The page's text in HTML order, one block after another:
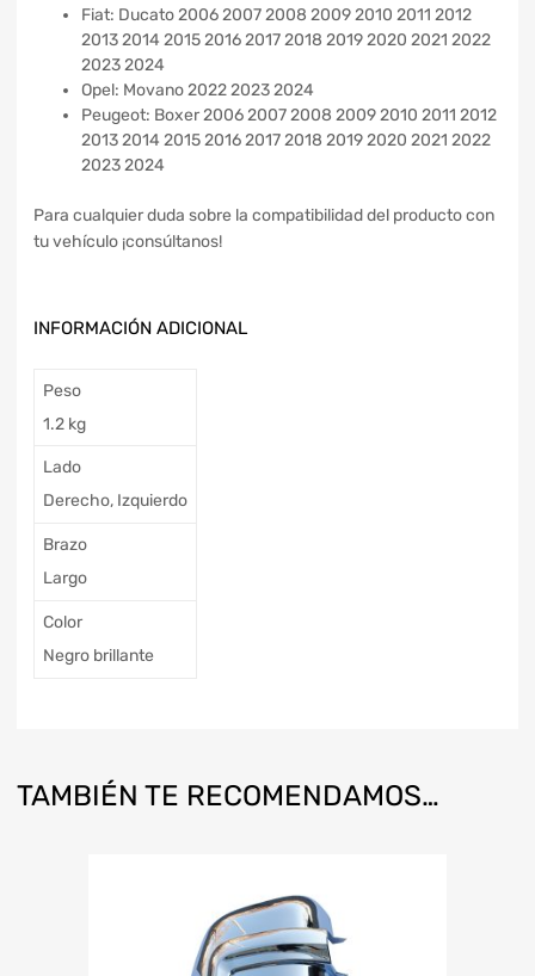
Fiat: Ducato 2006 2007 2008 2009 2010 2011 2012
2013 2014 2015 2016 2017 2018 2019 2020 2021 2022
2023 2024
Opel: Movano 2022 2023 2024
Peugeot: Boxer 2006 2007 2008 2009 2010 2011 2012
2013 2014 2015 2016 2017 2018 2019 2020 2021 2022
2023 2024
Para cualquier duda sobre la compatibilidad del producto con
tu vehículo ¡consúltanos!
INFORMACIÓN ADICIONAL
Peso
1.2 kg
Lado
Derecho, Izquierdo
Brazo
Largo
Color
Negro brillante
TAMBIÉN TE RECOMENDAMOS…